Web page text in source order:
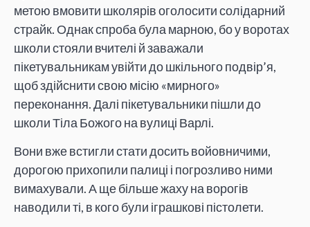
метою вмовити школярів оголосити солідарний
страйк. Однак спроба була марною, бо у воротах
школи стояли вчителі й заважали
пікетувальникам увійти до шкільного подвір’я,
щоб здійснити свою місію «мирного»
переконання. Далі пікетувальники пішли до
школи Тіла Божого на вулиці Варлі.
Вони вже встигли стати досить войовничими,
дорогою прихопили палиці і погрозливо ними
вимахували. А ще більше жаху на ворогів
наводили ті, в кого були іграшкові пістолети.